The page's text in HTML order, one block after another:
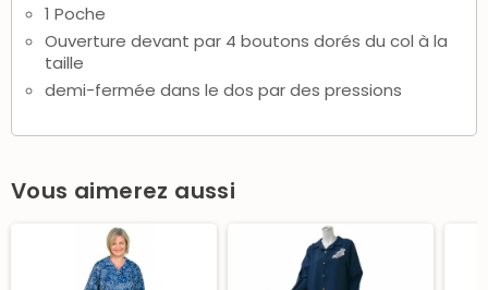
1 Poche
Ouverture devant par 4 boutons dorés du col à la
taille
demi-fermée dans le dos par des pressions
Vous aimerez aussi